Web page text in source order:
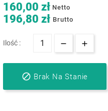
160,00 zł Netto
196,80 zł Brutto
Ilość :
 Brak Na Stanie